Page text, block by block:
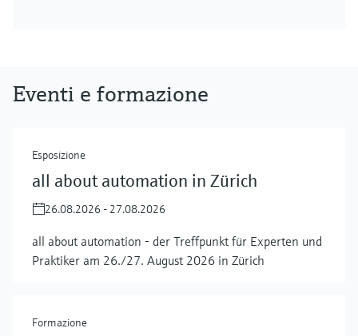
Eventi e formazione
Esposizione
all about automation in Zürich
26.08.2026 - 27.08.2026
all about automation - der Treffpunkt für Experten und
Praktiker am 26./27. August 2026 in Zürich
Formazione